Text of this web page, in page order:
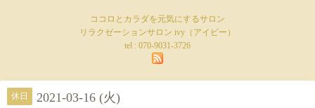
ココロとカラダを元気にするサロン
リラクゼーションサロン ivy（アイビー）
tel : 070-9031-3726
休日 2021-03-16 (火)